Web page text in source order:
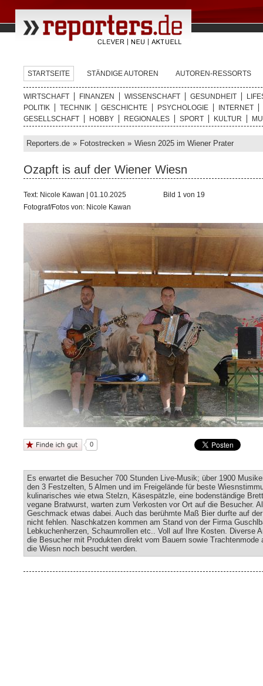
STARTSEITE STÄNDIGE AUTOREN AUTOREN-RESSORTS
WIRTSCHAFT FINANZEN WISSENSCHAFT GESUNDHEIT
POLITIK
TECHNIK GESCHICHTE PSYCHOLOGIE
INTERNET
GESELLSCHAFT
HOBBY REGIONALES SPORT KULTUR
Reporters.de » Fotostrecken » Wiesn 2025 im Wiener Prater
Ozapft is auf der Wiener Wiesn
Text: Nicole Kawan | 01.10.2025
Bild 1 von 19
Fotograf/Fotos von: Nicole Kawan
0
Es erwartet die Besucher 700 Stunden Live-Musik; über 1900
den 3 Festzelten, 5 Almen und im Freigelände für beste
kulinarisches wie etwa Stelzn, Käsespätzle, eine bodenständige
vegane Bratwurst, warten zum Verkosten vor Ort auf die Besucher.
Geschmack etwas dabei. Auch das berühmte Maß Bier durfte auf
nicht fehlen. Naschkatzen kommen am Stand von der Firma
Lebkuchenherzen, Schaumrollen etc.. Voll auf Ihre Kosten. Diverse
die Besucher mit Produkten direkt vom Bauern sowie Trachtenmode
die Wiesn noch besucht werden.